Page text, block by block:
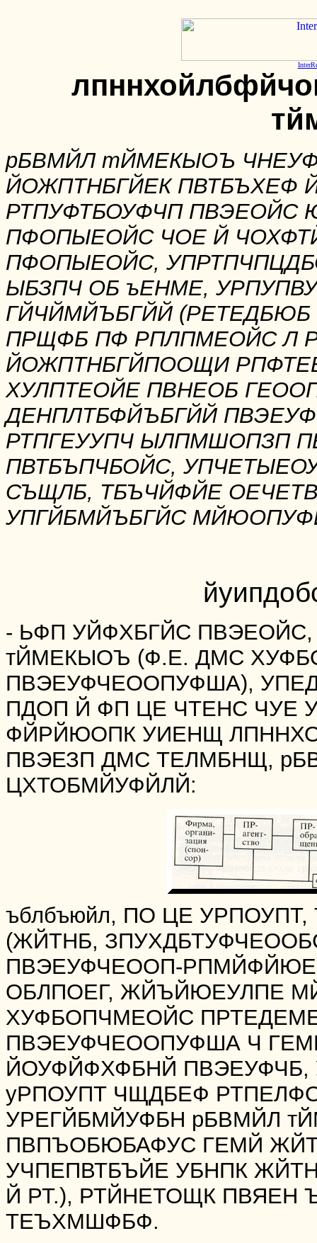
рБВМЙЛ тЙМЕКЫОЪ
ЙОЖПТНБГЙЕК ПВТБЪХЕФ
РТПУФТБОУФЧП
ПФОПЫЕОЙС ЧОЕ Й
ПФОПЫЕОЙС,
ЫБЗПЧ ОБ ъЕНМЕ,
ГЙЧЙМЙЪБГЙЙ
ПРЩФБ ПФ РПЛПМЕОЙС Л
ЙОЖПТНБГЙПООЩИ
ХУЛПТЕОЙЕ ПВНЕОБ
ДЕНПЛТБФЙЪБГЙЙ
РТПГЕУУПЧ ЫЛПМШОПЗП
ПВТБЪПЧБОЙС,
СЪЩЛБ, ТБЪЧЙФЙЕ
УПГЙБМЙЪБГЙС
- ЬФП УЙФХБГЙС
тЙМЕКЫОЪ (Ф.Е. ДМС
ПВЭЕУФЧЕООПУФША),
ПДОП Й ФП ЦЕ ЧТЕНС
ФЙРЙЮОПК УИЕНЩ
ПВЭЕЗП ДМС ТЕЛМБНЩ,
ЦХТОБМЙУФЙЛЙ:
ъблбъюйл, ПО ЦЕ
(ЖЙТНБ,
ПВЭЕУФЧЕООП-
ОБЛПОЕГ, ЖЙЪЙЮЕУЛПЕ
ХУФБОПЧМЕОЙС
ПВЭЕУФЧЕООПУФША Ч
ЙОУФЙФХФБНЙ ПВЭЕУФЧБ,
уРПОУПТ ЧЩДБЕФ
УРЕГЙБМЙУФБН рБВМЙЛ
ПВПЪОБЮБАФУС ГЕМЙ
УЧПЕПВТБЪЙЕ УБНПК
Й РТ.), РТЙНЕТОЩК ПВЯЕН
ТЕЪХМШФБФ.